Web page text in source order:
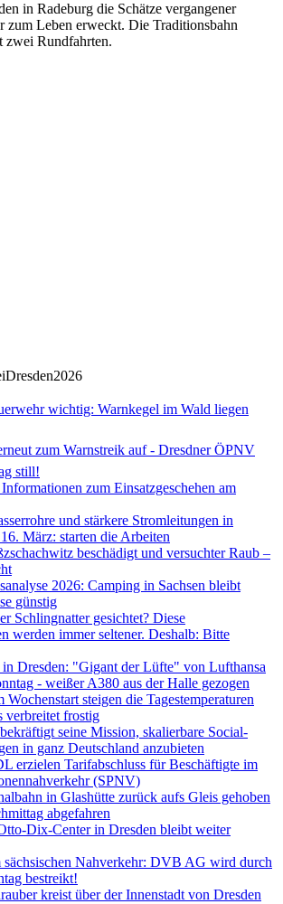
in Radeburg die Schätze vergangener
zum Leben erweckt. Die Traditionsbahn
zwei Rundfahrten.
wichtig: Warnkegel im Wald liegen
zum Warnstreik auf - Dresdner ÖPNV
still!
zum Einsatzgeschehen am
und stärkere Stromleitungen in
März: starten die Arbeiten
beschädigt und versuchter Raub –
2026: Camping in Sachsen bleibt
günstig
Schlingnatter gesichtet? Diese
werden immer seltener. Deshalb: Bitte
Dresden: "Gigant der Lüfte" von Lufthansa
- weißer A380 aus der Halle gezogen
Wochenstart steigen die Tagestemperaturen
verbreitet frostig
seine Mission, skalierbare Social-
in ganz Deutschland anzubieten
erzielen Tarifabschluss für Beschäftigte im
(SPNV)
in Glashütte zurück aufs Gleis gehoben
abgefahren
Dix-Center in Dresden bleibt weiter
sächsischen Nahverkehr: DVB AG wird durch
bestreikt!
kreist über der Innenstadt von Dresden